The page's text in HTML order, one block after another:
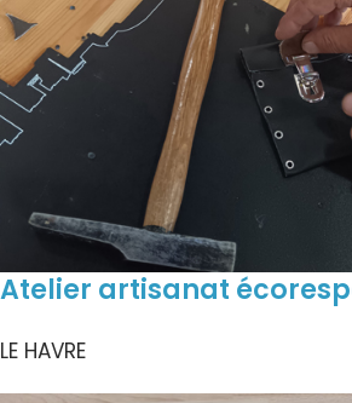
Atelier artisanat
LE HAVRE